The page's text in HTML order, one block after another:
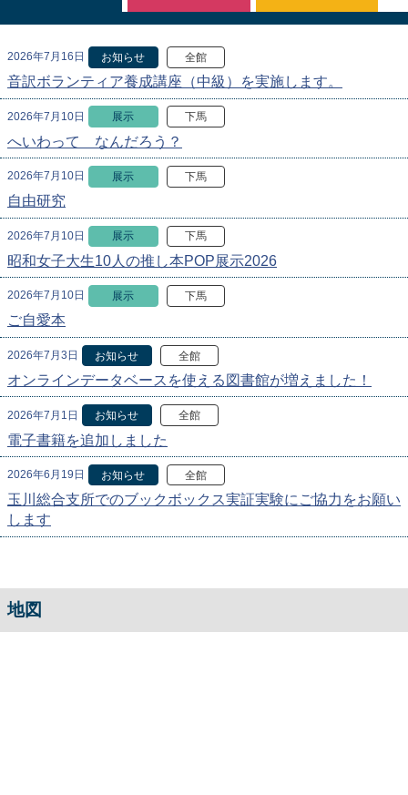
2026年7月16日 お知らせ 全館
音訳ボランティア養成講座（中級）を実施します。
2026年7月10日 展示 下馬
へいわって なんだろう？
2026年7月10日 展示 下馬
自由研究
2026年7月10日 展示 下馬
昭和女子大生10人の推し本POP展示2026
2026年7月10日 展示 下馬
ご自愛本
2026年7月3日 お知らせ 全館
オンラインデータベースを使える図書館が増えました！
2026年7月1日 お知らせ 全館
電子書籍を追加しました
2026年6月19日 お知らせ 全館
玉川総合支所でのブックボックス実証実験にご協力をお願い
します
地図